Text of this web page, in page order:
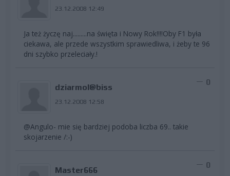
23.12.2008 12:49
Ja też życzę naj.........na święta i Nowy Rok!!!!Oby F1 była
ciekawa, ale przede wszystkim sprawiedliwa, i żeby te 96
dni szybko przeleciały.!
dziarmol@biss
23.12.2008 12:58
0
@Angulo- mie się bardziej podoba liczba 69.. takie
skojarzenie /:-)
Master666
0